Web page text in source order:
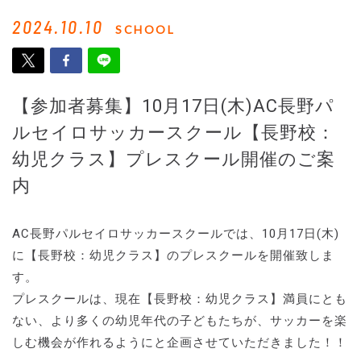
2024.10.10 SCHOOL
【参加者募集】10月17日(木)AC長野パ
ルセイロサッカースクール【長野校：
幼児クラス】プレスクール開催のご案
内
AC長野パルセイロサッカースクールでは、10月17日(木)
に【長野校：幼児クラス】のプレスクールを開催致しま
す。
プレスクールは、現在【長野校：幼児クラス】満員にとも
ない、より多くの幼児年代の子どもたちが、サッカーを楽
しむ機会が作れるようにと企画させていただきました！！